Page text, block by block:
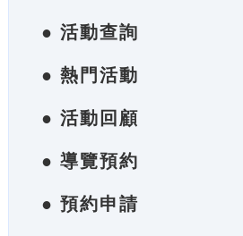
● 活動查詢
● 熱門活動
● 活動回顧
● 導覽預約
● 預約申請